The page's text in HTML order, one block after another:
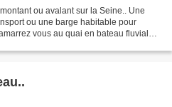
ou avalant sur la Seine.. Une
ou une barge habitable pour
vous au quai en bateau fluvial